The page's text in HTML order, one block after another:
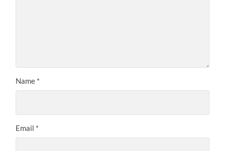
Name *
Email *